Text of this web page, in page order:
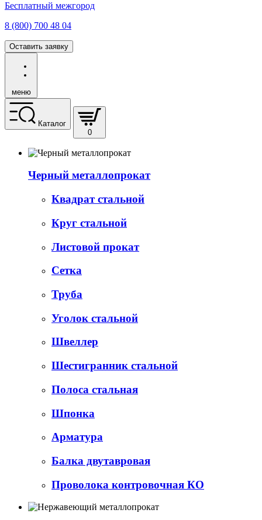
Бесплатный межгород
8 (800) 700 48 04
Оставить заявку
меню
Каталог
0
Черный металлопрокат
Квадрат стальной
Круг стальной
Листовой прокат
Сетка
Труба
Уголок стальной
Швеллер
Шестигранник стальной
Полоса стальная
Шпонка
Арматура
Балка двутавровая
Проволока контровочная КО